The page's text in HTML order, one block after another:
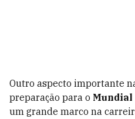
Outro aspecto importante
preparação para o Mundial
um grande marco na